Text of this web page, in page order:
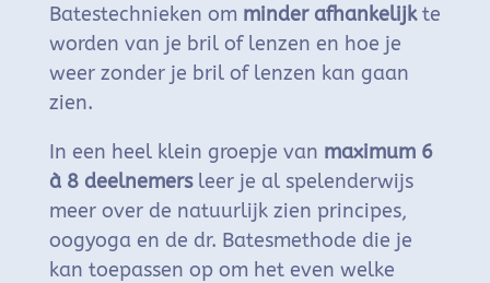
Batestechnieken om minder afhankelijkte
worden van je bril of lenzen en hoe je
weer zonder je bril of lenzen kan gaan
zien.
In een heel klein groepje van maximum 6
à 8 deelnemersleer je al spelenderwijs
meer over de natuurlijk zien principes,
oogyoga en de dr. Batesmethode die je
kan toepassen op om het even welke